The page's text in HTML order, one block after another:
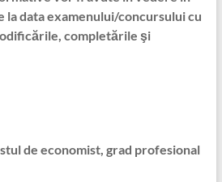
la data examenului/concursului cu
completările şi
de economist, grad profesional